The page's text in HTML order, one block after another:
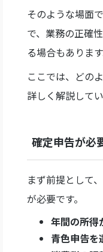
そのような場面
で、業務の正確
る場合もあります
ここでは、どの
詳しく解説してい
確定申告が必
まず前提として
が必要です。
年間の所得
青色申告を